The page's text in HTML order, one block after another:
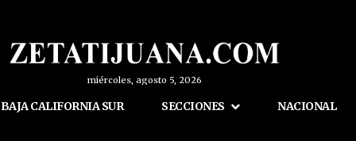
miércoles, agosto 5, 2026
BAJA CALIFORNIA SUR SECCIONES NACIONAL